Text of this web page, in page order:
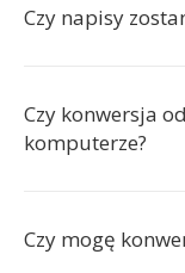
Czy napisy
Czy konwersja
komputerze?
Czy mogę